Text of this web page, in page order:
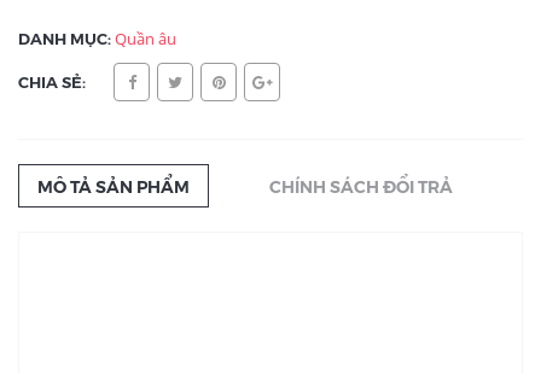
DANH MỤC:Quần âu
CHIA SẺ:
MÔ TẢ SẢN PHẨM CHÍNH SÁCH ĐỔI TRẢ